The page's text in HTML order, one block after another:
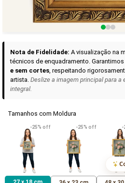
A seleção de obras-primas apresentadas
sociais, reunidas aqui para sua
VER DETALHES
Madona de Loreto
R$ 538,42
VER
Narciso-
R$
Nota de Fidelidade: A visualização na
técnicos de enquadramento.
e sem cortes, respeitando
artista. Deslize a imagem principal para a
integral.
Tamanhos com Moldura
-25% off -25% off -